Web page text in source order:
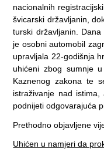
nacionalnih
švicarski državljanin,
turski državljanin.
je osobni automobil
upravljala 22-godišnja
uhićeni zbog sumnje
Kaznenog zakona te
istraživanje nad
podnijeti odgovarajuća
Prethodno objavljene
Uhićen u namjeri da